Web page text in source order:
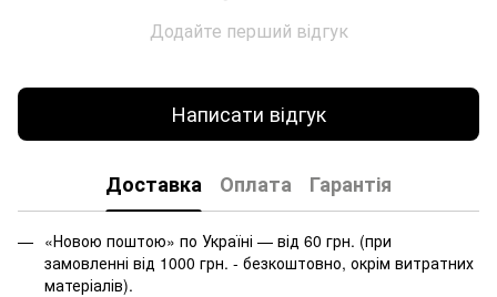
Додайте перший відгук
Написати відгук
Доставка Оплата Гарантія
«Новою поштою» по Україні — від 60 грн. (при
замовленні від 1000 грн. - безкоштовно, окрім витратних
матеріалів).